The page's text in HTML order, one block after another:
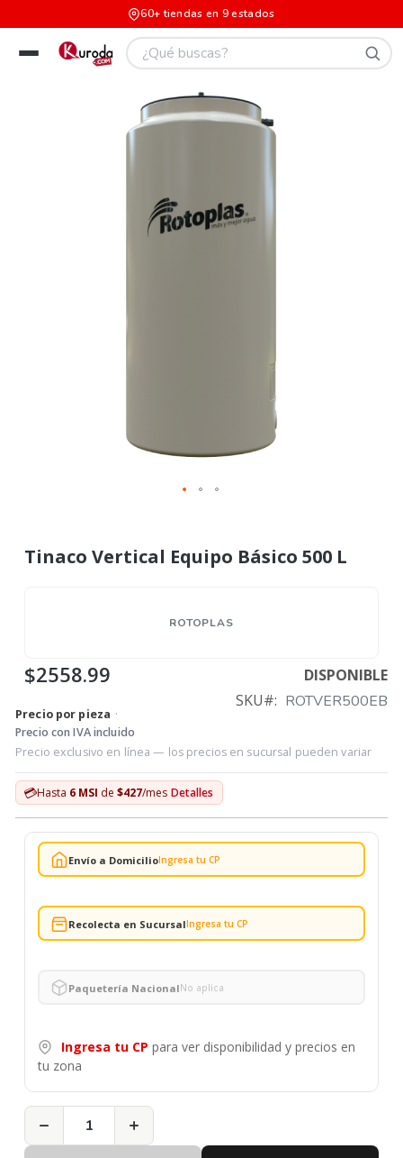
60+ tiendas en 9 estados
Tinaco Vertical Equipo Básico 500 L
ROTOPLAS
$2558.99
DISPONIBLE
SKU
ROTVER500EB
Precio por pieza ·
Precio con IVA incluido
Precio exclusivo en línea — los precios en sucursal pueden variar
💳Hasta 6 MSI de $427/mes Detalles
Envío a DomicilioIngresa tu CP
Recolecta en SucursalIngresa tu CP
Paquetería NacionalNo aplica
Ingresa tu CP para ver disponibilidad y precios en
tu zona
− +